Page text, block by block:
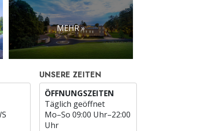
MEHR »
UNSERE ZEITEN
ÖFFNUNGSZEITEN
Täglich geöffnet
Mo–So 09:00 Uhr–22:00
Uhr